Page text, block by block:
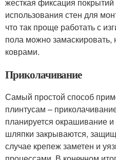
использования стен для
что так проще работать с
пола можно
коврами.
Приколачивание
Самый простой способ
плинтусам –
планируется окрашивание и
шляпки закрываются,
случае крепеж заметен и